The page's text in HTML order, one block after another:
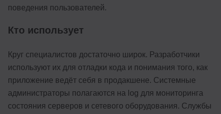
поведения пользователей.
Кто использует
Круг специалистов достаточно широк. Разработчики
используют их для отладки кода и понимания того, как
приложение ведёт себя в продакшене. Системные
администраторы полагаются на log для мониторинга
состояния серверов и сетевого оборудования. Службы